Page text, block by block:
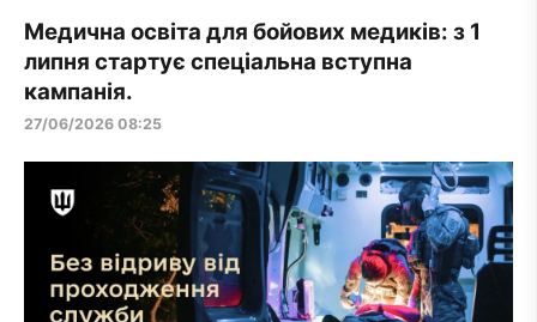
Медична освіта для бойових медиків: з 1
липня стартує спеціальна вступна
кампанія.
27/06/2026 08:25